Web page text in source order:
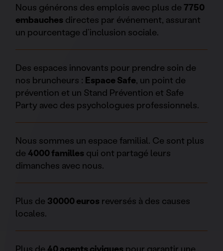
Nous générons des emplois avec plus de 7750
embauches directes par événement, assurant
un pourcentage d’inclusion sociale.
Des espaces innovants pour prendre soin de
nos bruncheurs : Espace Safe, un point de
prévention et un Stand Prévention et Safe
Party avec des psychologues professionnels.
Nous sommes un espace familial. Ce sont plus
de 4000 familles qui ont partagé leurs
dimanches avec nous.
Plus de 30000 euros reversés à des causes
locales.
Plus de 40 agents civiques pour garantir une